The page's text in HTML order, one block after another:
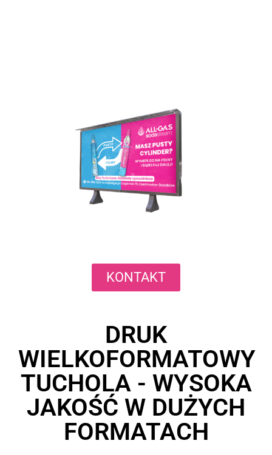
DRUK
WIELKOFORMATOWY
TUCHOLA - WYSOKA
JAKOŚĆ W DUŻYCH
FORMATACH
KONTAKT